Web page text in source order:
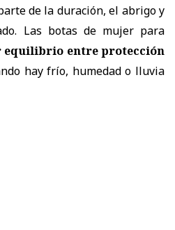
de la duración, el abrigo y
Las botas de mujerpara
equilibrio entre protección
hay frío, humedad o lluvia